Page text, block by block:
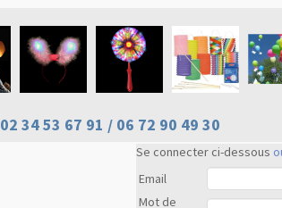
02 34 53 67 91 / 06 72 90 49 30
Se connecter ci-dessous
Email
Mot de